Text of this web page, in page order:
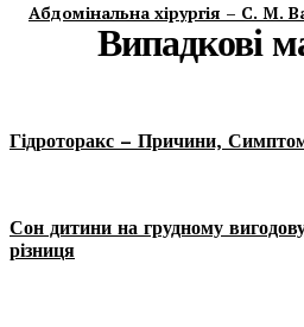
Абдомінальна хірургія – С. М.
Випадкові
Гідроторакс – Причини,
Сон дитини на грудному
різниця